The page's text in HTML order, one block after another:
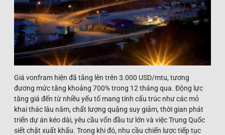
Giá vonfram hiện đã tăng lên trên 3.000 USD/mtu, tương
đương mức tăng khoảng 700% trong 12 tháng qua. Động lực
tăng giá đến từ nhiều yếu tố mang tính cấu trúc như các mỏ
khai thác lâu năm, chất lượng quặng suy giảm, thời gian phát
triển dự án kéo dài, yêu cầu vốn đầu tư lớn và việc Trung Quốc
siết chặt xuất khẩu. Trong khi đó, nhu cầu chiến lược tiếp tục